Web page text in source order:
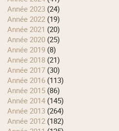
année 2023 (24)
année 2022 (19)
année 2021 (20)
année 2020 (25)
année 2019 (8)
année 2018 (21)
année 2017 (30)
année 2016 (113)
année 2015 (86)
année 2014 (145)
année 2013 (264)
année 2012 (182)